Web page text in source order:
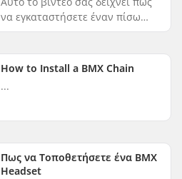
να εγκαταστήσετε έναν πίσω
τροχό BMX Σύρετε την αλυσίδα
οδοντωτό δίσκο του πίσω
τροχού. Τοπο...
How to Install a BMX Chain
...
Πως να Τοποθετήσετε ένα BMX
Headset